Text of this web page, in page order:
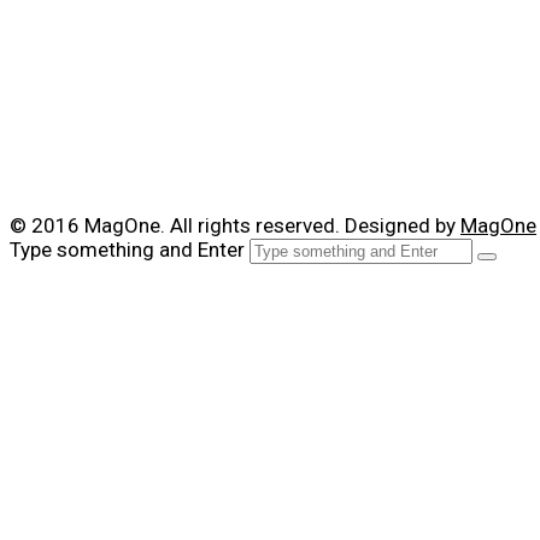
© 2016 MagOne. All rights reserved. Designed by MagOne
Type something and Enter